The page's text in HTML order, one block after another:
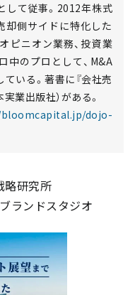
して従事。2012年株式
却側サイドに特化した
ピニオン業務、投資業
中のプロとして、M&A
いる。著書に『会社売
業出版社）がある。
dojo-
略研究所
ブランドスタジオ